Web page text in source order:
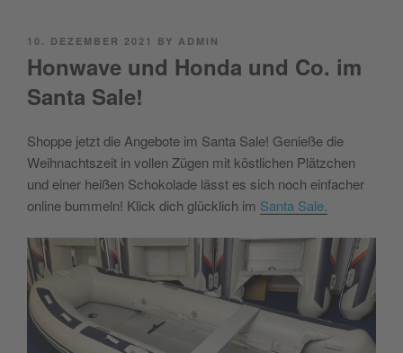
POSTED
ON
10. DEZEMBER 2021 BY ADMIN
Honwave und Honda und Co. im
Santa Sale!
Shoppe jetzt die Angebote im Santa Sale! Genieße die
Weihnachtszeit in vollen Zügen mit köstlichen Plätzchen
und einer heißen Schokolade lässt es sich noch einfacher
online bummeln! Klick dich glücklich im Santa Sale.